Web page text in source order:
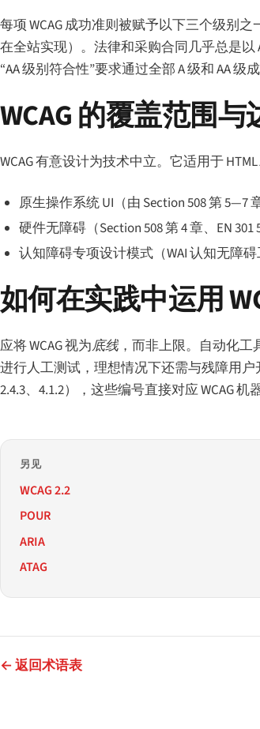
每项 WCAG 成功准则被赋予以下三个级别之
在全站实现）。法律和采购合同几乎总是以
“AA 级别符合性”要求通过全部 A 级和 AA 级
WCAG 的覆盖范围与
WCAG 有意设计为技术中立。它适用于
原生操作系统 UI（由 Section 508 第 5—7
硬件无障碍（Section 508 第 4 章、EN 301
认知障碍专项设计模式（WAI 认知无障
如何在实践中运用
应将 WCAG 视为底线，而非上限。自动化工
进行人工测试，理想情况下还需与残障用
2.4.3、4.1.2），这些编号直接对应 WCAG 机
另见
WCAG 2.2
POUR
ARIA
ATAG
← 返回术语表